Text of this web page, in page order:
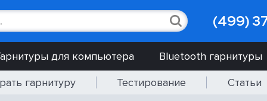
(499)
для компьютера Bluetooth гарнитуры
гарнитуру Тестирование Статьи